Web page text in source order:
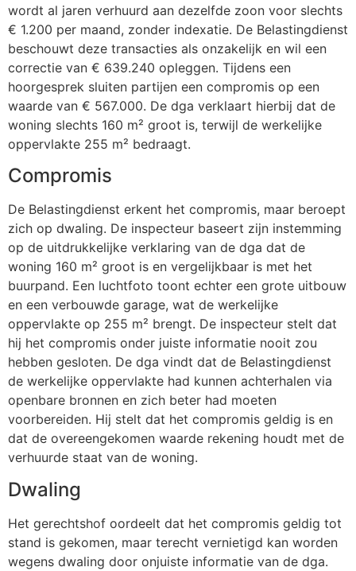
wordt al jaren verhuurd aan dezelfde zoon voor slechts
€ 1.200 per maand, zonder indexatie. De Belastingdienst
beschouwt deze transacties als onzakelijk en wil een
correctie van € 639.240 opleggen. Tijdens een
hoorgesprek sluiten partijen een compromis op een
waarde van € 567.000. De dga verklaart hierbij dat de
woning slechts 160 m² groot is, terwijl de werkelijke
oppervlakte 255 m² bedraagt.
Compromis
De Belastingdienst erkent het compromis, maar beroept
zich op dwaling. De inspecteur baseert zijn instemming
op de uitdrukkelijke verklaring van de dga dat de
woning 160 m² groot is en vergelijkbaar is met het
buurpand. Een luchtfoto toont echter een grote uitbouw
en een verbouwde garage, wat de werkelijke
oppervlakte op 255 m² brengt. De inspecteur stelt dat
hij het compromis onder juiste informatie nooit zou
hebben gesloten. De dga vindt dat de Belastingdienst
de werkelijke oppervlakte had kunnen achterhalen via
openbare bronnen en zich beter had moeten
voorbereiden. Hij stelt dat het compromis geldig is en
dat de overeengekomen waarde rekening houdt met de
verhuurde staat van de woning.
Dwaling
Het gerechtshof oordeelt dat het compromis geldig tot
stand is gekomen, maar terecht vernietigd kan worden
wegens dwaling door onjuiste informatie van de dga.